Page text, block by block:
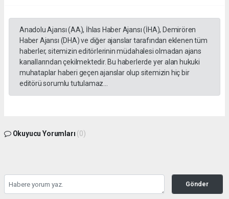
Anadolu Ajansı (AA), İhlas Haber Ajansı (İHA), Demirören
Haber Ajansı (DHA) ve diğer ajanslar tarafından eklenen tüm
haberler, sitemizin editörlerinin müdahalesi olmadan ajans
kanallarından çekilmektedir. Bu haberlerde yer alan hukuki
muhataplar haberi geçen ajanslar olup sitemizin hiç bir
editörü sorumlu tutulamaz...
Okuyucu Yorumları (0)
Gönder